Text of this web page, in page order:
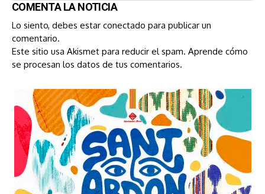
COMENTA LA NOTICIA
Lo siento, debes estar conectado para publicar un
comentario.
Este sitio usa Akismet para reducir el spam. Aprende cómo
se procesan los datos de tus comentarios.